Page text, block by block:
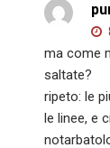
ma come
saltate?
ripeto: le
le linee, e